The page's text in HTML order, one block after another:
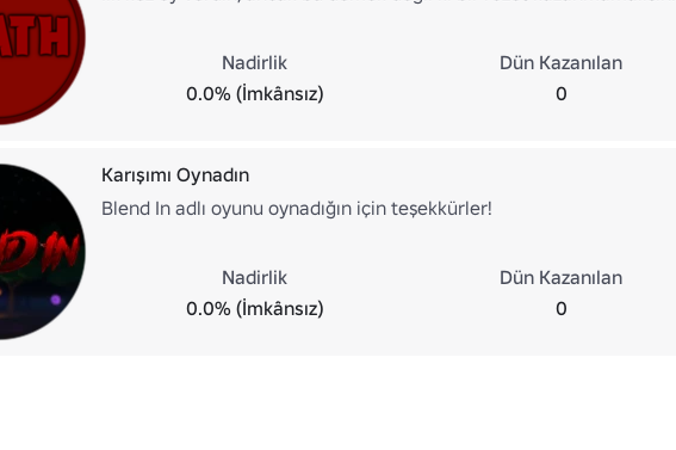
Nadirlik
0.0% (İmkânsız)
Dün Kazanılan
0
Karışımı Oynadın
Blend In adlı oyunu oynadığın için teşekkürler!
Nadirlik
0.0% (İmkânsız)
Dün Kazanılan
0